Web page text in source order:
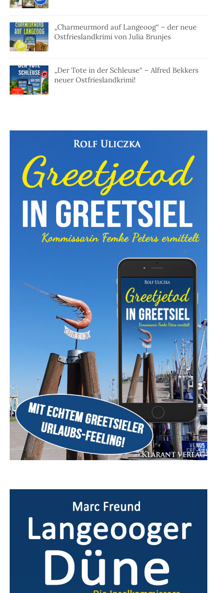
„Charmeurmord auf Langeoog“ – der neue
Ostfrieslandkrimi von Julia Brunjes
„Der Tote in der Schleuse“ – Alfred Bekkers
neuer Ostfrieslandkrimi!